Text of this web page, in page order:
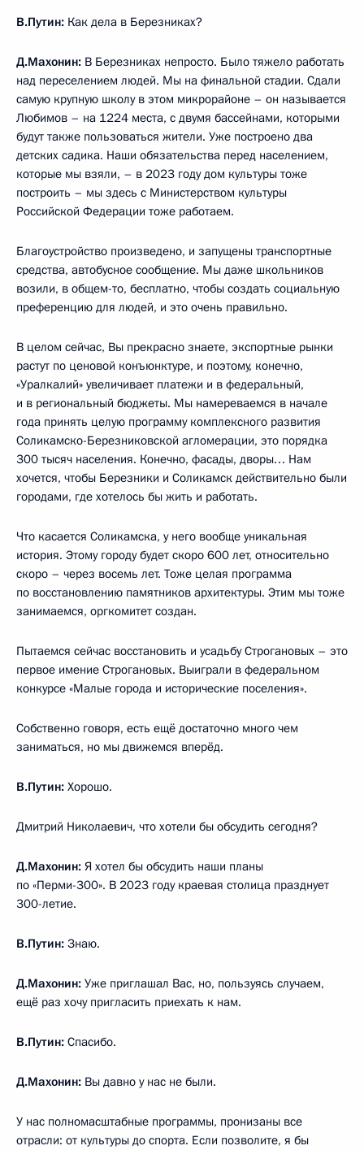
В.Путин: Как дела в Березниках?
Д.Махонин: В Березниках непросто. Было тяжело работать
над переселением людей. Мы на финальной стадии. Сдали
самую крупную школу в этом микрорайоне – он называется
Любимов – на 1224 места, с двумя бассейнами, которыми
будут также пользоваться жители. Уже построено два
детских садика. Наши обязательства перед населением,
которые мы взяли, – в 2023 году дом культуры тоже
построить – мы здесь с Министерством культуры
Российской Федерации тоже работаем.
Благоустройство произведено, и запущены транспортные
средства, автобусное сообщение. Мы даже школьников
возили, в общем-то, бесплатно, чтобы создать социальную
преференцию для людей, и это очень правильно.
В целом сейчас, Вы прекрасно знаете, экспортные рынки
растут по ценовой конъюнктуре, и поэтому, конечно,
«Уралкалий» увеличивает платежи и в федеральный,
и в региональный бюджеты. Мы намереваемся в начале
года принять целую программу комплексного развития
Соликамско-Березниковской агломерации, это порядка
300 тысяч населения. Конечно, фасады, дворы… Нам
хочется, чтобы Березники и Соликамск действительно были
городами, где хотелось бы жить и работать.
Что касается Соликамска, у него вообще уникальная
история. Этому городу будет скоро 600 лет, относительно
скоро – через восемь лет. Тоже целая программа
по восстановлению памятников архитектуры. Этим мы тоже
занимаемся, оргкомитет создан.
Пытаемся сейчас восстановить и усадьбу Строгановых – это
первое имение Строгановых. Выиграли в федеральном
конкурсе «Малые города и исторические поселения».
Собственно говоря, есть ещё достаточно много чем
заниматься, но мы движемся вперёд.
В.Путин: Хорошо.
Дмитрий Николаевич, что хотели бы обсудить сегодня?
Д.Махонин: Я хотел бы обсудить наши планы
по «Перми-300». В 2023 году краевая столица празднует
300-летие.
В.Путин: Знаю.
Д.Махонин: Уже приглашал Вас, но, пользуясь случаем,
ещё раз хочу пригласить приехать к нам.
В.Путин: Спасибо.
Д.Махонин: Вы давно у нас не были.
У нас полномасштабные программы, пронизаны все
отрасли: от культуры до спорта. Если позволите, я бы